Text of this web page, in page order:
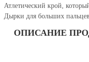
Атлетический крой,
Дырки для больших
ОПИСАНИЕ